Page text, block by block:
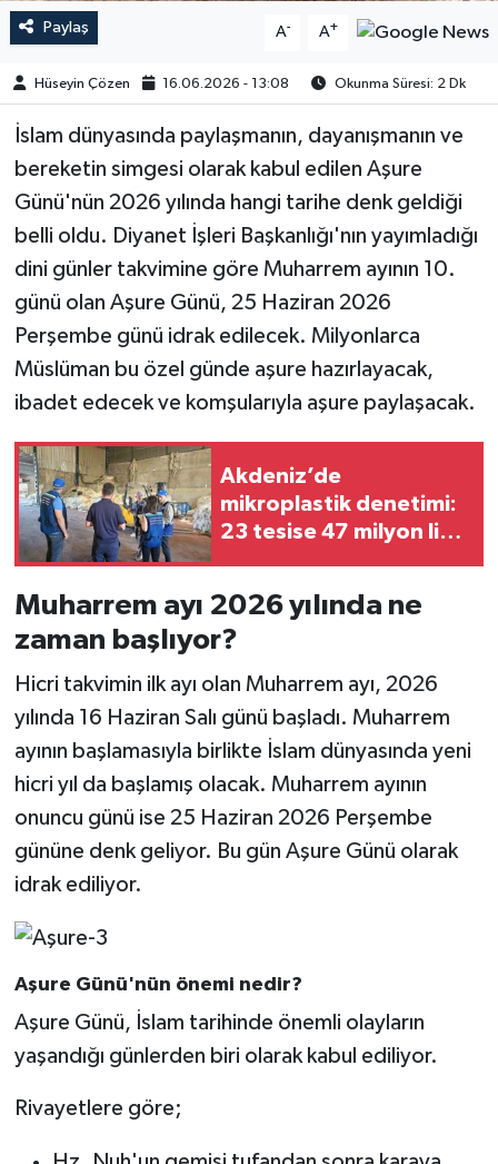
Paylaş A- A+
Hüseyin Çözen 16.06.2026 - 13:08 Okunma Süresi: 2 Dk
İslam dünyasında paylaşmanın, dayanışmanın ve
bereketin simgesi olarak kabul edilen Aşure
Günü'nün 2026 yılında hangi tarihe denk geldiği
belli oldu. Diyanet İşleri Başkanlığı'nın yayımladığı
dini günler takvimine göre Muharrem ayının 10.
günü olan Aşure Günü, 25 Haziran 2026
Perşembe günü idrak edilecek. Milyonlarca
Müslüman bu özel günde aşure hazırlayacak,
ibadet edecek ve komşularıyla aşure paylaşacak.
Akdeniz’de
mikroplastik denetimi:
23 tesise 47 milyon lira
Muharrem ayı 2026 yılında ne
zaman başlıyor?
Hicri takvimin ilk ayı olan Muharrem ayı, 2026
yılında 16 Haziran Salı günü başladı. Muharrem
ayının başlamasıyla birlikte İslam dünyasında yeni
hicri yıl da başlamış olacak. Muharrem ayının
onuncu günü ise 25 Haziran 2026 Perşembe
gününe denk geliyor. Bu gün Aşure Günü olarak
idrak ediliyor.
Aşure Günü'nün önemi nedir?
Aşure Günü, İslam tarihinde önemli olayların
yaşandığı günlerden biri olarak kabul ediliyor.
Rivayetlere göre;